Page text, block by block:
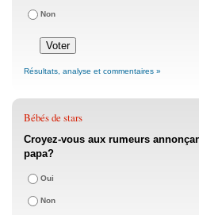
Non
Résultats, analyse et commentaires »
Bébés de stars
Croyez-vous aux rumeurs
papa?
Oui
Non